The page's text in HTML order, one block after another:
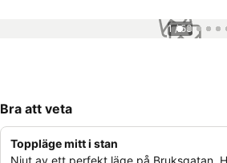
1 / 53
Bra att veta
Toppläge mitt i stan
Njut av ett perfekt läge på Bruksgatan,